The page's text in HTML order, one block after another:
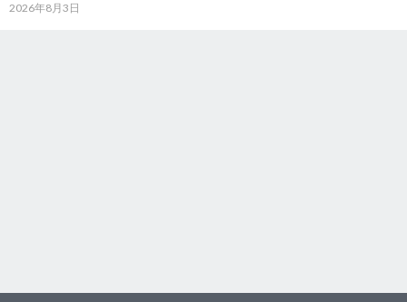
2026年8月3日